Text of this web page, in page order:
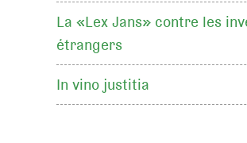
La «Lex Jans» contre les
étrangers
In vino justitia